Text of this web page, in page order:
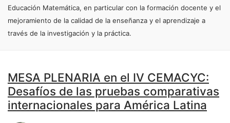
Educación Matemática, en particular con la formación docente y el
mejoramiento de la calidad de la enseñanza y el aprendizaje a
través de la investigación y la práctica.
MESA PLENARIA en el IV CEMACYC:
Desafíos de las pruebas comparativas
internacionales para América Latina